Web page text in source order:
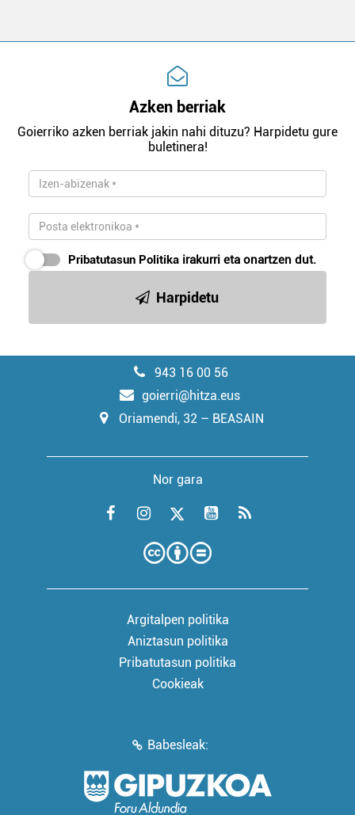
Azken berriak
Goierriko azken berriak jakin nahi dituzu? Harpidetu gure
buletinera!
Pribatutasun Politika irakurri eta onartzen dut.
Harpidetu
943 16 00 56
goierri@hitza.eus
Oriamendi, 32 – BEASAIN
Nor gara
Argitalpen politika
Aniztasun politika
Pribatutasun politika
Cookieak
Babesleak: